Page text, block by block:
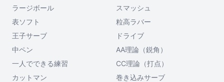
ラージボール
スマッシュ
表ソフト
粒高ラバー
王子サーブ
ドライブ
中ペン
AA理論（鋭角）
一人でできる練習
CC理論（打点）
カットマン
巻き込みサーブ